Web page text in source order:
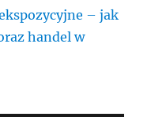
– jak
handel w